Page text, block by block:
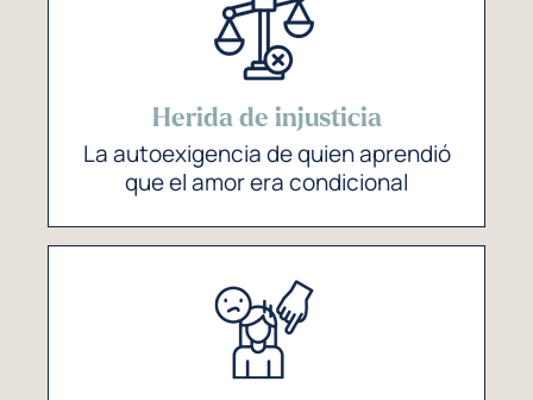
Herida de injusticia
La autoexigencia de quien aprendió
que el amor era condicional